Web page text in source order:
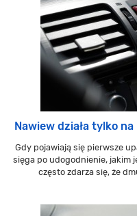
Nawiew działa tylko
Gdy pojawiają się pierwsze
sięga po udogodnienie, jakim
często zdarza się, że